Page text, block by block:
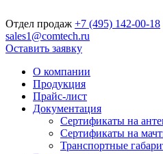
Отдел продаж +7 (495) 142-00-18
sales1@comtech.ru
Оставить заявку
О компании
Продукция
Прайс-лист
Документация
Сертификаты на
Сертификаты на
Транспортные